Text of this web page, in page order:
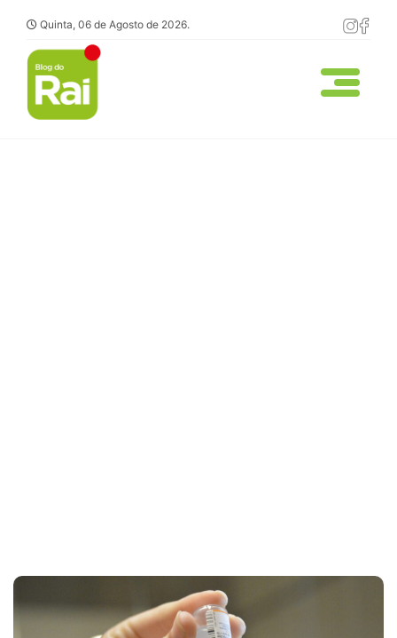
Quinta, 06 de Agosto de 2026.